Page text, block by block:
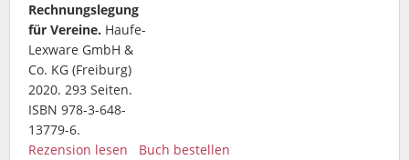
Rechnungslegung
für Vereine. Haufe-
Lexware GmbH &
Co. KG (Freiburg)
2020. 293 Seiten.
ISBN 978-3-648-
13779-6.
Rezension lesen
Buch bestellen